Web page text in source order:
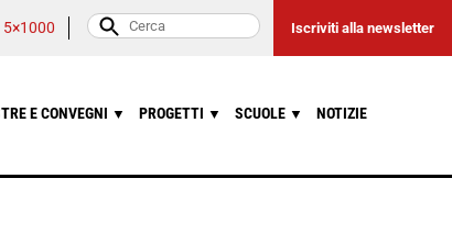
5×1000 Iscriviti alla newsletter
E CONVEGNI ▼ PROGETTI ▼ SCUOLE ▼ NOTIZIE